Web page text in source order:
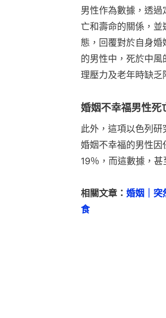
男性作為數據，透
亡和壽命的關係，
態，回覆對於自身
的男性中，死於中
理壓力及老年時缺乏
婚姻不幸福男性死
此外，這項以色列研
婚姻不幸福的男性因
19％，而這數據，
相關文章： 婚姻｜突
食